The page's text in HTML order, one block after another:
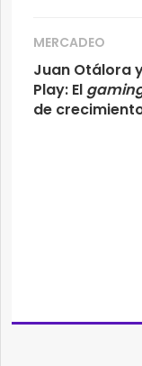
MERCADEO
Juan Otálora
Play: El
de